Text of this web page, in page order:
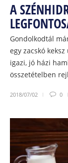
A
Gondolkodtál
egy zacskó
igazi, jó házi
összetételben
2018/07/02 0